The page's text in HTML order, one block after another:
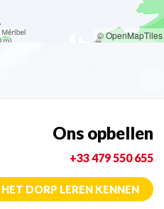
© OpenMapTiles
Ons opbellen
+33 479 550 655
HET DORP LEREN KENNEN